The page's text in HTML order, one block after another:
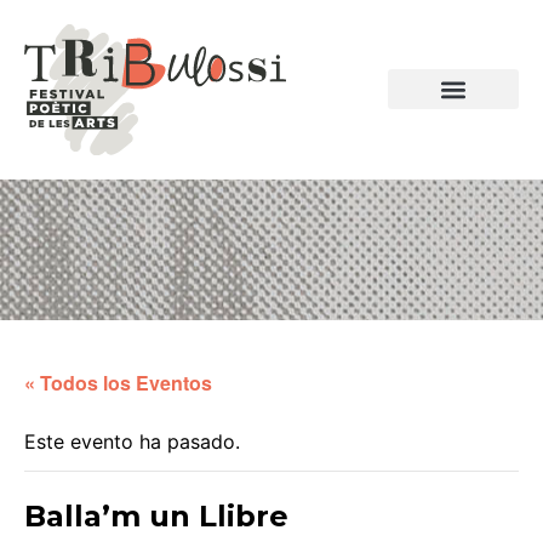
« Todos los Eventos
Este evento ha pasado.
Balla’m un Llibre